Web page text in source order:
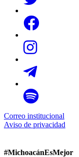
Correo institucional
Aviso de privacidad
#MichoacánEsMejor